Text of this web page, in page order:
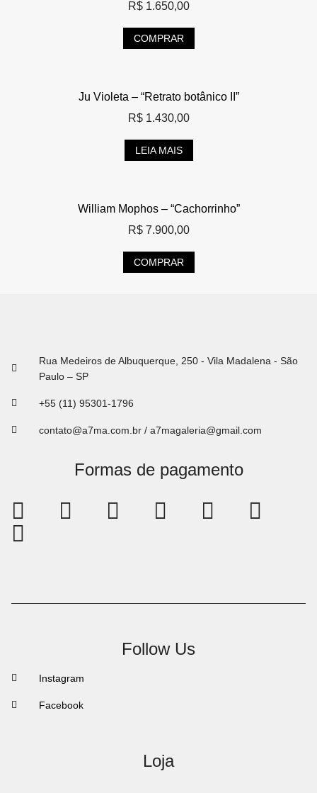
R$1.650,00
COMPRAR
Ju Violeta – “Retrato botânico II”
R$1.430,00
LEIA MAIS
William Mophos – “Cachorrinho”
R$7.900,00
COMPRAR
Rua Medeiros de Albuquerque, 250 - Vila Madalena - São
Paulo – SP
+55 (11) 95301-1796
contato@a7ma.com.br / a7magaleria@gmail.com
Formas de pagamento
Follow Us
Instagram
Facebook
Loja